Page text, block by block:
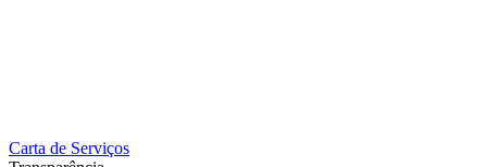
Carta de Serviços